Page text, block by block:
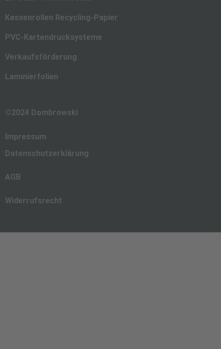
Kassenrollen Recycling-Papier
PVC-Kartendrucksysteme
Verkaufsförderung
Laminierfolien
©2024 Dombrowski
Impressum
Datenschutzerklärung
AGB
Widerrufsrecht